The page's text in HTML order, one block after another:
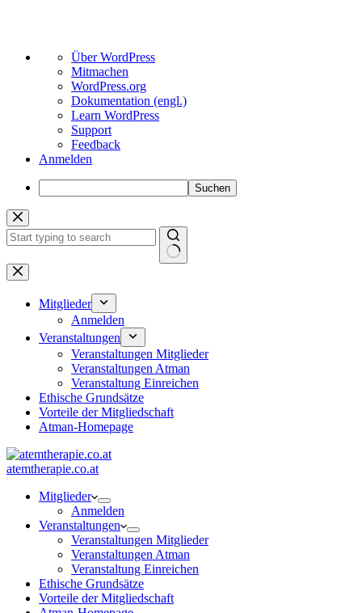
Über
WordPress
Über WordPress
Mitmachen
WordPress.org
Dokumentation (engl.)
Learn WordPress
Support
Feedback
Anmelden
Suchen
Zum
Inhalt
springen
Keine
Ergebnisse
Mitglieder
Anmelden
Veranstaltungen
Veranstaltungen Mitglieder
Veranstaltungen Atman
Veranstaltung Einreichen
Ethische Grundsätze
Vorteile der Mitgliedschaft
Atman-Homepage
atemtherapie.co.at
Mitglieder
Anmelden
Veranstaltungen
Veranstaltungen Mitglieder
Veranstaltungen Atman
Veranstaltung Einreichen
Ethische Grundsätze
Vorteile der Mitgliedschaft